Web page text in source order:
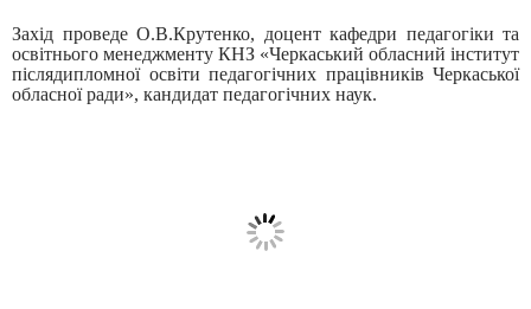
Захід проведе О.В.Крутенко, доцент кафедри педагогіки та
освітнього менеджменту КНЗ «Черкаський обласний інститут
післядипломної освіти педагогічних працівників Черкаської
обласної ради», кандидат педагогічних наук.